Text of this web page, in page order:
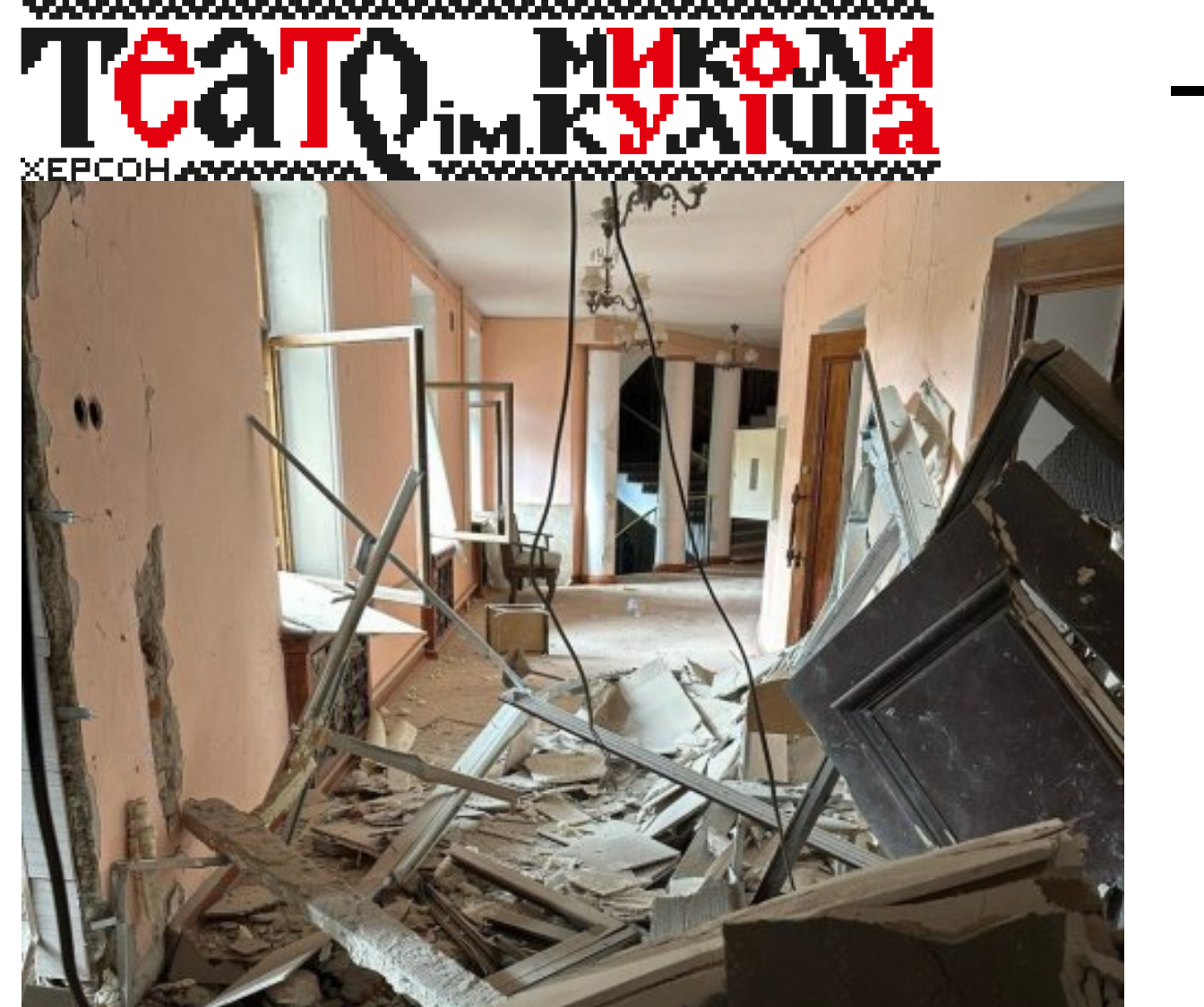
Черговий злочин рашистів
28 травня